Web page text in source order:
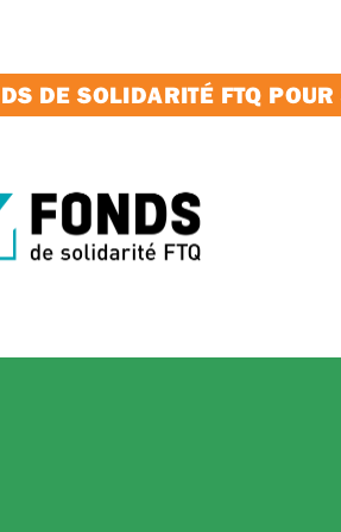
DE SOLIDARITÉ FTQ